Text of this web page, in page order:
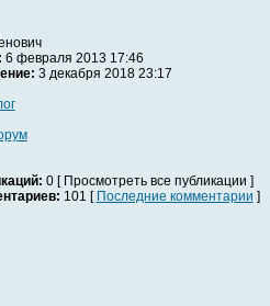
6 февраля 2013 17:46
3 декабря 2018 23:17
0 [ Просмотреть все публикации ]
101 [ Последние комментарии ]